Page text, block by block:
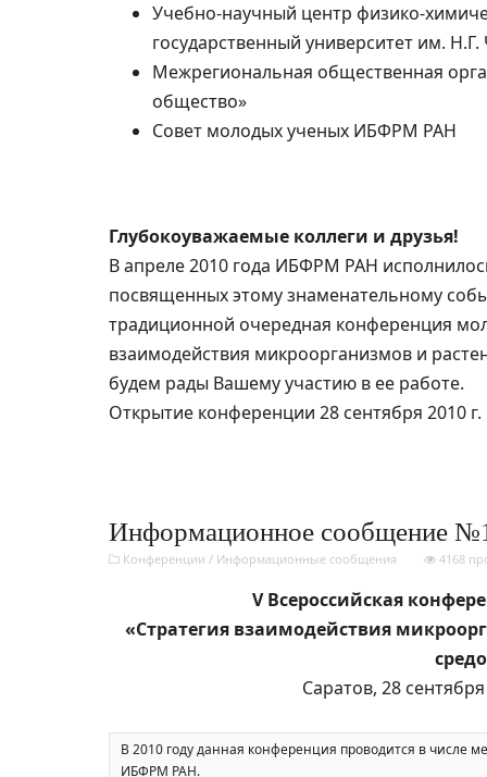
Учебно-научный центр физико-
государственный университет им.
Межрегиональная общественная
общество»
Совет молодых ученых ИБФРМ РАН
Глубокоуважаемые коллеги и друзья!
В апреле 2010 года ИБФРМ РАН
посвященных этому знаменательному
традиционной очередная конференция
взаимодействия микроорганизмов и
будем рады Вашему участию в ее работе.
Открытие конференции 28 сентября 2010 г.
Информационное сообщение
Конференции / Информационные сообщения 4168
V Всероссийская
«Стратегия взаимодействия
Саратов, 28
В 2010 году данная конференция проводится в числе
ИБФРМ РАН.